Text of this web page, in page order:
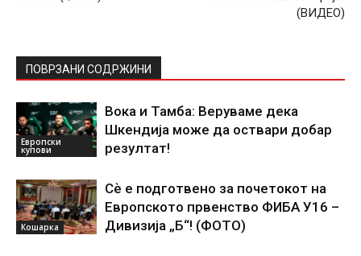
(ВИДЕО)
ПОВРЗАНИ СОДРЖИНИ
Европски
купови
Вока и Тамба: Веруваме дека
Шкендија може да оствари добар
резултат!
Кошарка
Сѐ е подготвено за почетокот на
Европското првенство ФИБА У16 –
Дивизија „Б“! (ФОТО)